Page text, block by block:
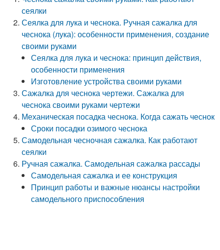
сеялки
Сеялка для лука и чеснока. Ручная сажалка для
чеснока (лука): особенности применения, создание
своими руками
Сеялка для лука и чеснока: принцип действия,
особенности применения
Изготовление устройства своими руками
Сажалка для чеснока чертежи. Сажалка для
чеснока своими руками чертежи
Механическая посадка чеснока. Когда сажать чеснок
Сроки посадки озимого чеснока
Самодельная чесночная сажалка. Как работают
сеялки
Ручная сажалка. Самодельная сажалка рассады
Самодельная сажалка и ее конструкция
Принцип работы и важные нюансы настройки
самодельного приспособления